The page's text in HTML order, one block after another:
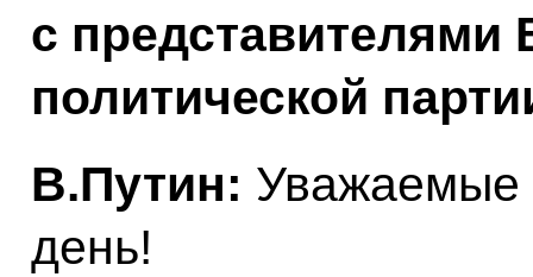
с представителями
политической
В.Путин: Уважаемые
день!